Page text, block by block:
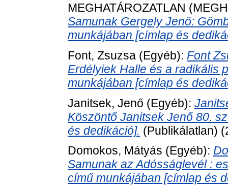
MEGHATÁROZATLAN
Samunak Gergely Jenő:
munkájában [címlap és
Font, Zsuzsa (Egyéb): Font
Erdélyiek Halle és a radikális
munkájában [címlap és
Janitsek, Jenő (Egyéb):
Köszöntő Janitsek Jenő 80.
és dedikáció]. (Publikálatlan)
Domokos, Mátyás (Egyéb):
Samunak az Adósságlevél :
című munkájában [címlap és